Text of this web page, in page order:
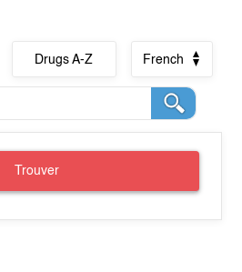
Drugs A-Z French
Trouver